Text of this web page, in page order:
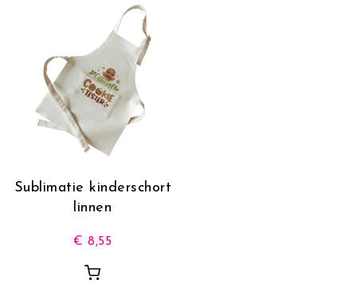
Sublimatie kinderschort
linnen
€ 8,55